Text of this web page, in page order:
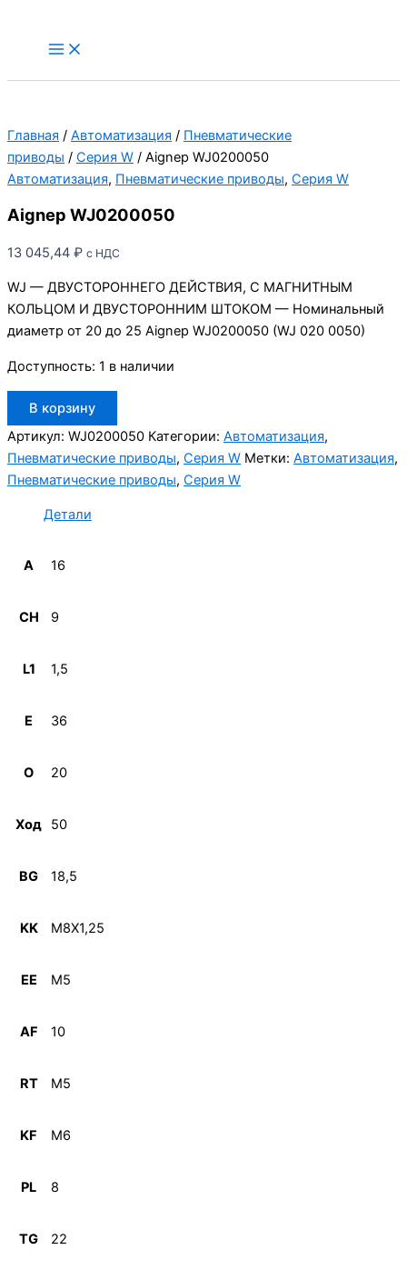
Main
Menu
Главная / Автоматизация / Пневматические
приводы / Серия W / Aignep WJ0200050
Автоматизация, Пневматические приводы, Серия W
Aignep WJ0200050
13 045,44 ₽ с НДС
WJ — ДВУСТОРОННЕГО ДЕЙСТВИЯ, С МАГНИТНЫМ
КОЛЬЦОМ И ДВУСТОРОННИМ ШТОКОМ — Номинальный
диаметр от 20 до 25 Aignep WJ0200050 (WJ 020 0050)
Доступность: 1 в наличии
товара
Aignep
WJ0200050
В корзину
Артикул: WJ0200050 Категории: Автоматизация,
Пневматические приводы, Серия W Метки: Автоматизация,
Пневматические приводы, Серия W
Детали
A 16
CH 9
L1 1,5
E 36
O 20
Ход 50
BG 18,5
KK M8X1,25
EE M5
AF 10
RT M5
KF M6
PL 8
TG 22